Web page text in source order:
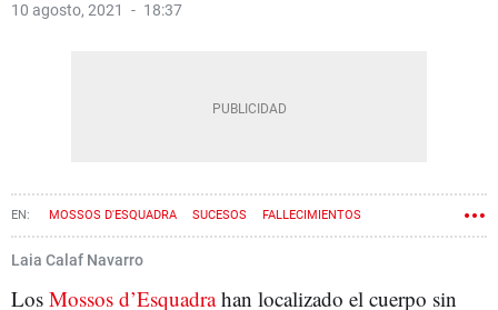
10 agosto, 2021 18:37
MOSSOS D'ESQUADRA SUCESOS FALLECIMIENTOS
DESAPARECIDOS TARRAGONA
Laia Calaf Navarro
Los Mossos d’Esquadrahan localizado el cuerpo sin